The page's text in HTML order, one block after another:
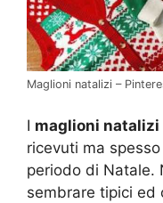
Maglioni natalizi –
I maglioni natalizi
ricevuti ma
periodo di Natale.
sembrare tipici ed